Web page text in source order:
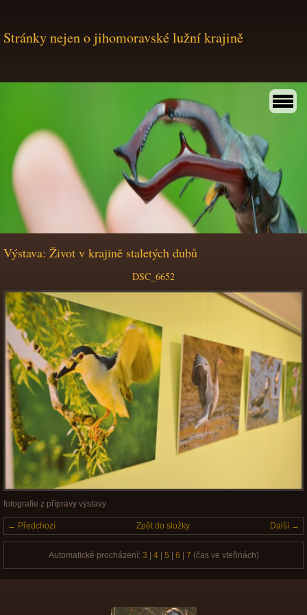
Stránky nejen o jihomoravské lužní krajině
Výstava: Život v krajině staletých dubů
DSC_6652
fotografie z přípravy výstavy
← Předchozí Další →
Zpět do složky
Automatické procházení: 3 4| 5 6 7 (čas ve vteřinách)